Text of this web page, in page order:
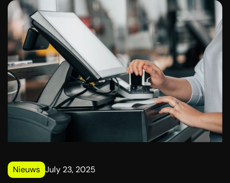
Verwaltung des Gebäudes gelten nicht als auf dem
Markt erzielte Einkommen, und die Wohngemeinschaft
unterliegt auf dieser Grundlage nicht der
Einkommensteuer.
Nieuws July 23, 2025